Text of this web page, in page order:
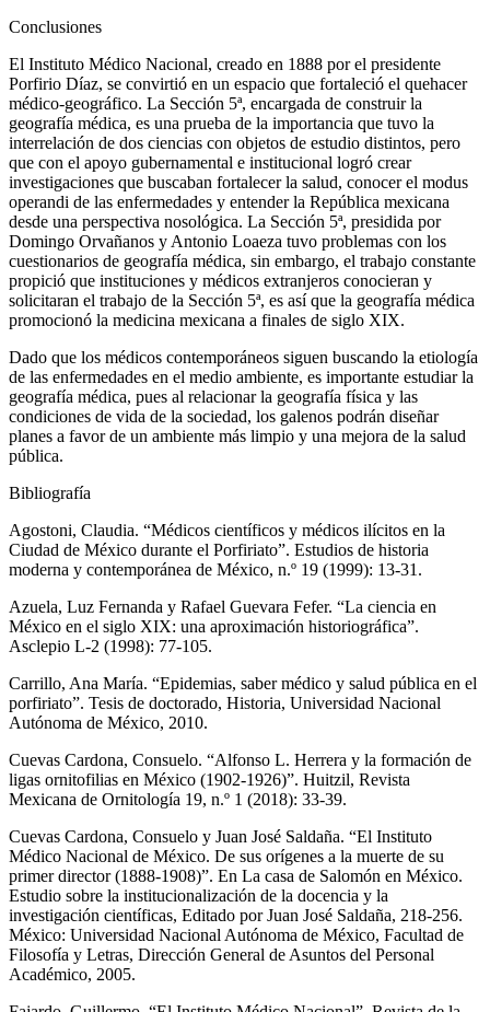
Conclusiones
El Instituto Médico Nacional, creado en 1888 por el presidente
Porfirio Díaz, se convirtió en un espacio que fortaleció el quehacer
médico-geográfico. La Sección 5ª, encargada de construir la
geografía médica, es una prueba de la importancia que tuvo la
interrelación de dos ciencias con objetos de estudio distintos, pero
que con el apoyo gubernamental e institucional logró crear
investigaciones que buscaban fortalecer la salud, conocer el modus
operandi de las enfermedades y entender la República mexicana
desde una perspectiva nosológica. La Sección 5ª, presidida por
Domingo Orvañanos y Antonio Loaeza tuvo problemas con los
cuestionarios de geografía médica, sin embargo, el trabajo constante
propició que instituciones y médicos extranjeros conocieran y
solicitaran el trabajo de la Sección 5ª, es así que la geografía médica
promocionó la medicina mexicana a finales de siglo XIX.
Dado que los médicos contemporáneos siguen buscando la etiología
de las enfermedades en el medio ambiente, es importante estudiar la
geografía médica, pues al relacionar la geografía física y las
condiciones de vida de la sociedad, los galenos podrán diseñar
planes a favor de un ambiente más limpio y una mejora de la salud
pública.
Bibliografía
Agostoni, Claudia. “Médicos científicos y médicos ilícitos en la
Ciudad de México durante el Porfiriato”. Estudios de historia
moderna y contemporánea de México, n.º 19 (1999): 13-31.
Azuela, Luz Fernanda y Rafael Guevara Fefer. “La ciencia en
México en el siglo XIX: una aproximación historiográfica”.
Asclepio L-2 (1998): 77-105.
Carrillo, Ana María. “Epidemias, saber médico y salud pública en el
porfiriato”. Tesis de doctorado, Historia, Universidad Nacional
Autónoma de México, 2010.
Cuevas Cardona, Consuelo. “Alfonso L. Herrera y la formación de
ligas ornitofilias en México (1902-1926)”. Huitzil, Revista
Mexicana de Ornitología 19, n.º 1 (2018): 33-39.
Cuevas Cardona, Consuelo y Juan José Saldaña. “El Instituto
Médico Nacional de México. De sus orígenes a la muerte de su
primer director (1888-1908)”. En La casa de Salomón en México.
Estudio sobre la institucionalización de la docencia y la
investigación científicas, Editado por Juan José Saldaña, 218-256.
México: Universidad Nacional Autónoma de México, Facultad de
Filosofía y Letras, Dirección General de Asuntos del Personal
Académico, 2005.